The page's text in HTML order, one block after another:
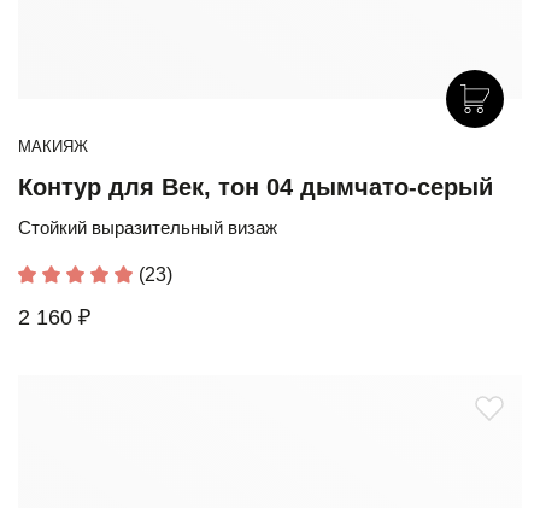
МАКИЯЖ
Контур для Век, тон 04 дымчато-серый
Стойкий выразительный визаж
(23)
2 160 ₽